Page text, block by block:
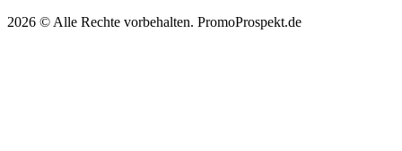
2026 © Alle Rechte vorbehalten. PromoProspekt.de